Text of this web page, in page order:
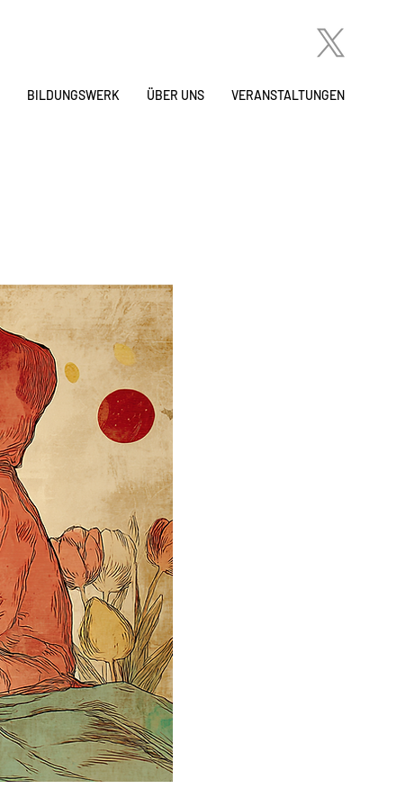
BILDUNGSWERK ÜBER UNS VERANSTALTUNGEN